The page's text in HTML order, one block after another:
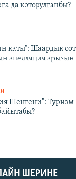
да которулганбы?
каты": Шаардык сот
апелляция арызын
Шенгени": Туризм
ШЕРИНЕ